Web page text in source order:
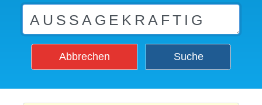
Abbrechen Suche